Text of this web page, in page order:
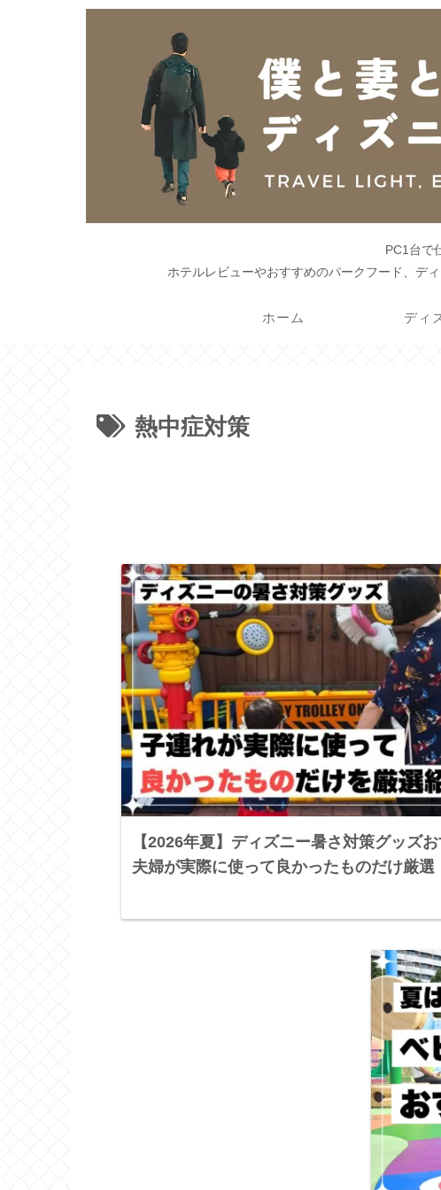
PC1台で
ホテルレビューやおすすめのパークフード、デ
ホーム ディ
熱中症対策
【2026年夏】ディズニー暑さ対策グッズ
夫婦が実際に使って良かったものだけ厳選